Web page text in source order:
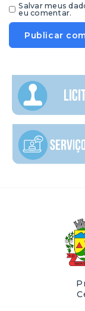
Salvar meus
eu comentar.